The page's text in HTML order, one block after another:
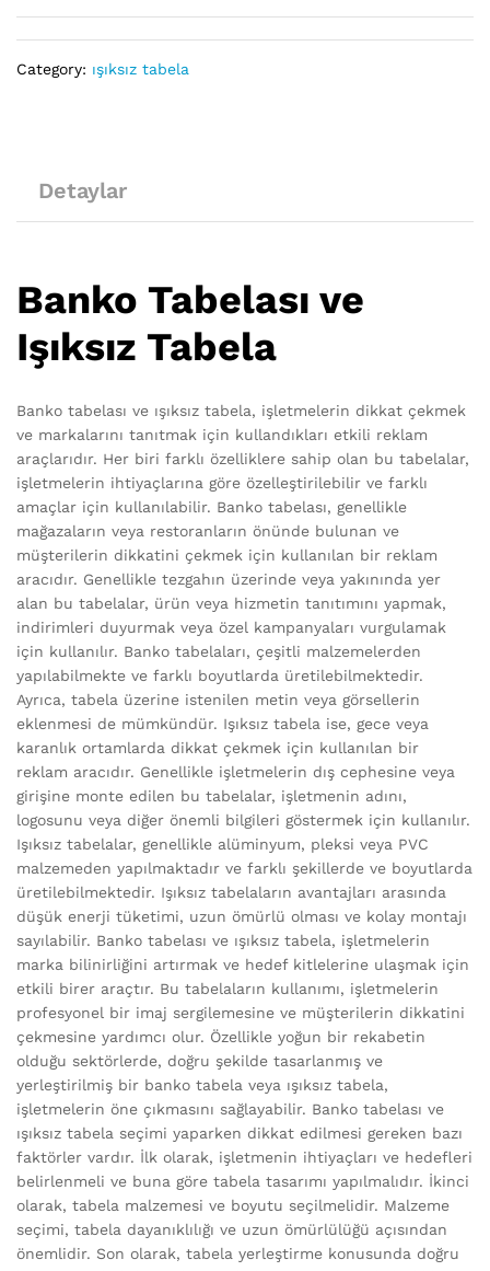
Category: ışıksız tabela
Detaylar
Banko Tabelası ve
Işıksız Tabela
Banko tabelası ve ışıksız tabela, işletmelerin dikkat çekmek
ve markalarını tanıtmak için kullandıkları etkili reklam
araçlarıdır. Her biri farklı özelliklere sahip olan bu tabelalar,
işletmelerin ihtiyaçlarına göre özelleştirilebilir ve farklı
amaçlar için kullanılabilir. Banko tabelası, genellikle
mağazaların veya restoranların önünde bulunan ve
müşterilerin dikkatini çekmek için kullanılan bir reklam
aracıdır. Genellikle tezgahın üzerinde veya yakınında yer
alan bu tabelalar, ürün veya hizmetin tanıtımını yapmak,
indirimleri duyurmak veya özel kampanyaları vurgulamak
için kullanılır. Banko tabelaları, çeşitli malzemelerden
yapılabilmekte ve farklı boyutlarda üretilebilmektedir.
Ayrıca, tabela üzerine istenilen metin veya görsellerin
eklenmesi de mümkündür. Işıksız tabela ise, gece veya
karanlık ortamlarda dikkat çekmek için kullanılan bir
reklam aracıdır. Genellikle işletmelerin dış cephesine veya
girişine monte edilen bu tabelalar, işletmenin adını,
logosunu veya diğer önemli bilgileri göstermek için kullanılır.
Işıksız tabelalar, genellikle alüminyum, pleksi veya PVC
malzemeden yapılmaktadır ve farklı şekillerde ve boyutlarda
üretilebilmektedir. Işıksız tabelaların avantajları arasında
düşük enerji tüketimi, uzun ömürlü olması ve kolay montajı
sayılabilir. Banko tabelası ve ışıksız tabela, işletmelerin
marka bilinirliğini artırmak ve hedef kitlelerine ulaşmak için
etkili birer araçtır. Bu tabelaların kullanımı, işletmelerin
profesyonel bir imaj sergilemesine ve müşterilerin dikkatini
çekmesine yardımcı olur. Özellikle yoğun bir rekabetin
olduğu sektörlerde, doğru şekilde tasarlanmış ve
yerleştirilmiş bir banko tabela veya ışıksız tabela,
işletmelerin öne çıkmasını sağlayabilir. Banko tabelası ve
ışıksız tabela seçimi yaparken dikkat edilmesi gereken bazı
faktörler vardır. İlk olarak, işletmenin ihtiyaçları ve hedefleri
belirlenmeli ve buna göre tabela tasarımı yapılmalıdır. İkinci
olarak, tabela malzemesi ve boyutu seçilmelidir. Malzeme
seçimi, tabela dayanıklılığı ve uzun ömürlülüğü açısından
önemlidir. Son olarak, tabela yerleştirme konusunda doğru